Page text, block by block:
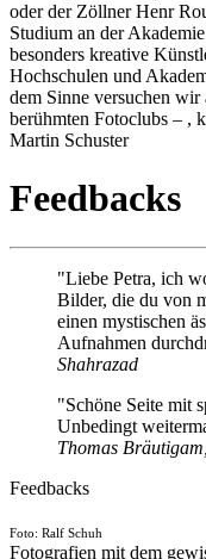
oder der Zöllner Henr
Studium an der
besonders kreative
Hochschulen und
dem Sinne versuchen wir
berühmten Fotoclubs – ,
Martin Schuster
Feedbacks
"Liebe Petra, ich
Bilder, die du von
einen mystischen
Aufnahmen
Shahrazad
"Schöne Seite mit
Unbedingt
Thomas
Feedbacks
Foto: Ralf Schuh
Fotografien mit dem